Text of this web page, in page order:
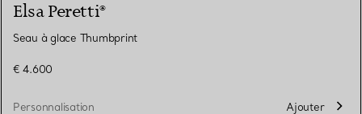
Elsa Peretti®
Seau à glace Thumbprint
€ 4.600
Personnalisation Ajouter